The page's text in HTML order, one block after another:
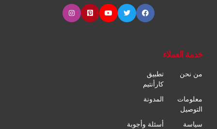
خدمة العملاء
من نحن
تطبيق
كارأنتيم
معلومات
التوصيل
المدونة
سياسة أسئلة وأجوبة